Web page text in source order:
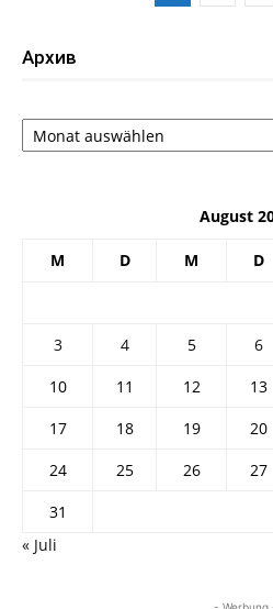
Архив
Архив
August
M D M D
3
4 5 6
10
11 12 13
17
18 19 20
24
25 26 27
31
« Juli